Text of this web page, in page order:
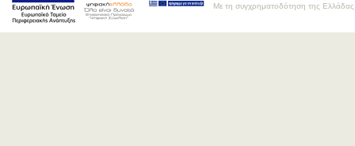
Με τη συγχρηματοδότηση της